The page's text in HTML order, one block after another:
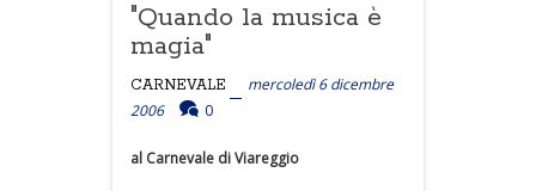
"Quando la musica è
magia"
CARNEVALE
mercoledì 6 dicembre
2006
0
al Carnevale di Viareggio